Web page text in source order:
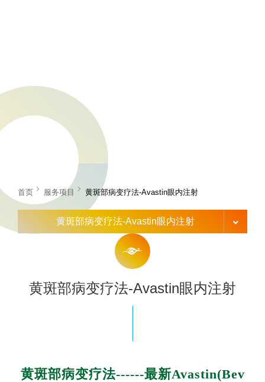
首页 服务项目 黄斑部病变疗法-Avastin眼内注射
黄斑部病变疗法-Avastin眼内注射
黄斑部病变疗法-Avastin眼内注射
黄斑部病变疗法------最新Avastin(Bev